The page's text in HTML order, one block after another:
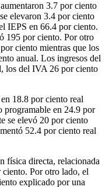
3.7 por ciento
elevaron 3.4 por ciento
IEPS en 66.4 por ciento.
195 por ciento. Por otro
ciento mientras que los
anual. Los ingresos del
los del IVA 26 por ciento
18.8 por ciento real
programable en 24.9 por
se elevó 20 por ciento
52.4 por ciento real
física directa, relacionada
ciento. Por otro lado, el
explicado por una